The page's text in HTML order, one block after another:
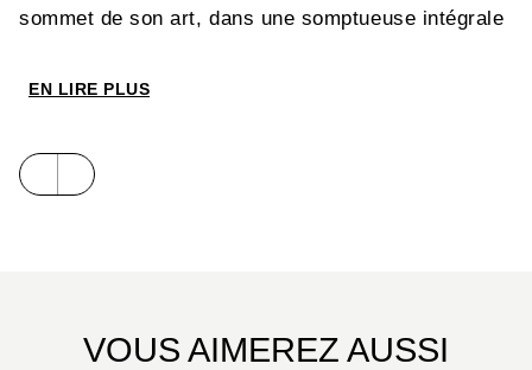
sommet de son art, dans une somptueuse intégrale
aux femmes…
EN LIRE PLUS
VOUS AIMEREZ AUSSI